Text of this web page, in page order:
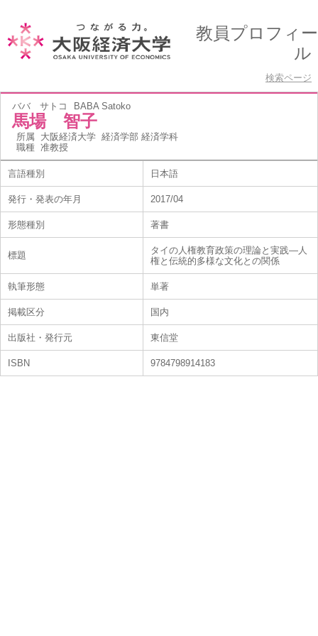
教員プロフィー
ル
検索ページ
ババ サトコ BABA Satoko
馬場 智子
所属 大阪経済大学 経済学部 経済学科
職種 准教授
言語種別 日本語
発行・発表の年月 2017/04
形態種別 著書
標題
タイの人権教育政策の理論と実践―人
権と伝統的多様な文化との関係
執筆形態 単著
掲載区分 国内
出版社・発行元 東信堂
ISBN 9784798914183